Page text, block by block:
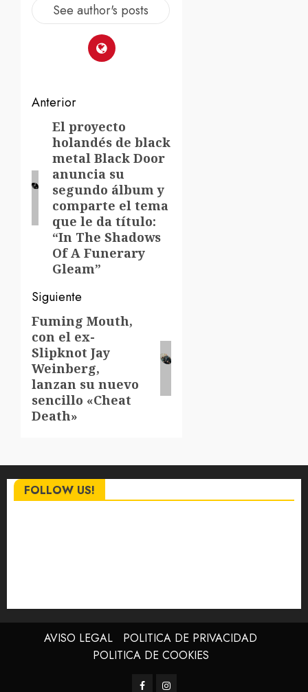
See author's posts
Navegación
de
entradas
Anterior
Entrada
anterior:
El proyecto
holandés de black
metal Black Door
anuncia su
segundo álbum y
comparte el tema
que le da título:
“In The Shadows
Of A Funerary
Gleam”
Siguiente
Siguiente
entrada:
Fuming Mouth,
con el ex-
Slipknot Jay
Weinberg,
lanzan su nuevo
sencillo «Cheat
Death»
FOLLOW US!
AVISO LEGAL
POLITICA DE PRIVACIDAD
POLITICA DE COOKIES
FacebookInstagram